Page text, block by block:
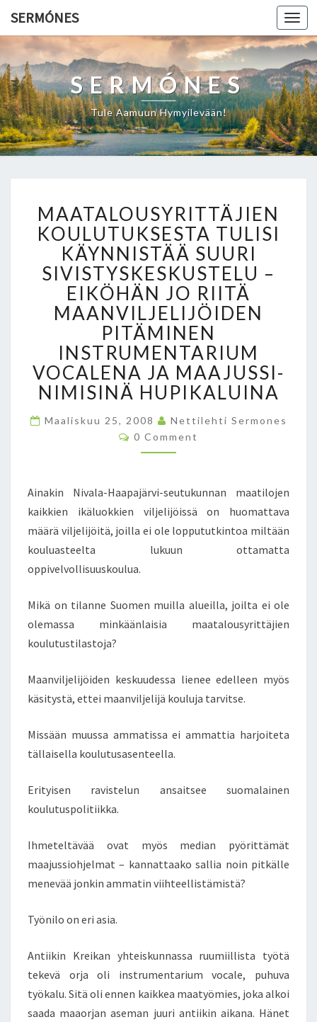
SERMÓNES
SERMÓNES
Tule Aamuun Hymyilevään!
A
A
T
A
L
U
S
Y
R
I
T
T
Ä
K
O
U
U
K
S
A
T
I
S
K
N
I
S
U
U
R
I
MAATALOUSYRITTÄJIEN
KOULUTUKSESTA TULISI
KÄYNNISTÄÄ SUURI
SIVISTYSKESKUSTELU –
EIKÖHÄN JO RIITÄ
MAANVILJELIJÖIDEN
PITÄMINEN
INSTRUMENTARIUM
VOCALENA JA MAAJUSSI-
NIMISINÄ HUPIKALUINA
Maaliskuu 25, 2008
Nettilehti Sermones
C
O
T
S
0 Comment
Ainakin Nivala-Haapajärvi-seutukunnan maatilojen
kaikkien ikäluokkien viljelijöissä on huomattava
määrä viljelijöitä, joilla ei ole loppututkintoa miltään
kouluasteelta lukuun ottamatta
oppivelvollisuuskoulua.
Mikä on tilanne Suomen muilla alueilla, joilta ei ole
olemassa minkäänlaisia maatalousyrittäjien
koulutustilastoja?
Maanviljelijöiden keskuudessa lienee edelleen myös
käsitystä, ettei maanviljelijä kouluja tarvitse.
Missään muussa ammatissa ei ammattia harjoiteta
tällaisella koulutusasenteella.
Erityisen ravistelun ansaitsee suomalainen
koulutuspolitiikka.
Ihmeteltävää ovat myös median pyörittämät
maajussiohjelmat – kannattaako sallia noin pitkälle
menevää jonkin ammatin viihteellistämistä?
Työnilo on eri asia.
Antiikin Kreikan yhteiskunnassa ruumiillista työtä
tekevä orja oli instrumentarium vocale, puhuva
työkalu. Sitä oli ennen kaikkea maatyömies, joka alkoi
saada maaorjan aseman juuri antiikin aikana. Hänet